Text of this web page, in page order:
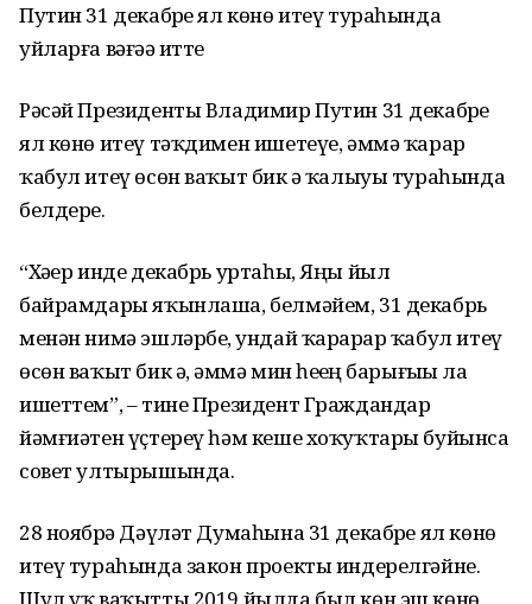
Путин 31 декабрҙе ял көнө итеү тураһында
уйларға вәғәҙә итте
Рәсәй Президенты Владимир Путин 31 декабрҙе
ял көнө итеү тәҡдимен ишетеүе, әммә ҡарар
ҡабул итеү өсөн ваҡыт бик әҙ ҡалыуы тураһында
белдерҙе.
“Хәҙер инде декабрь уртаһы, Яңы йыл
байрамдары яҡынлаша, белмәйем, 31 декабрь
менән нимә эшләрбеҙ, ундай ҡарарҙар ҡабул итеү
өсөн ваҡыт бик әҙ, әммә мин һеҙҙең барығыҙҙы ла
ишеттем”, – тине Президент Граждандар
йәмғиәтен үҫтереү һәм кеше хоҡуҡтары буйынса
совет ултырышында.
28 ноябрҙә Дәүләт Думаһына 31 декабрҙе ял көнө
итеү тураһында закон проекты индерелгәйне.